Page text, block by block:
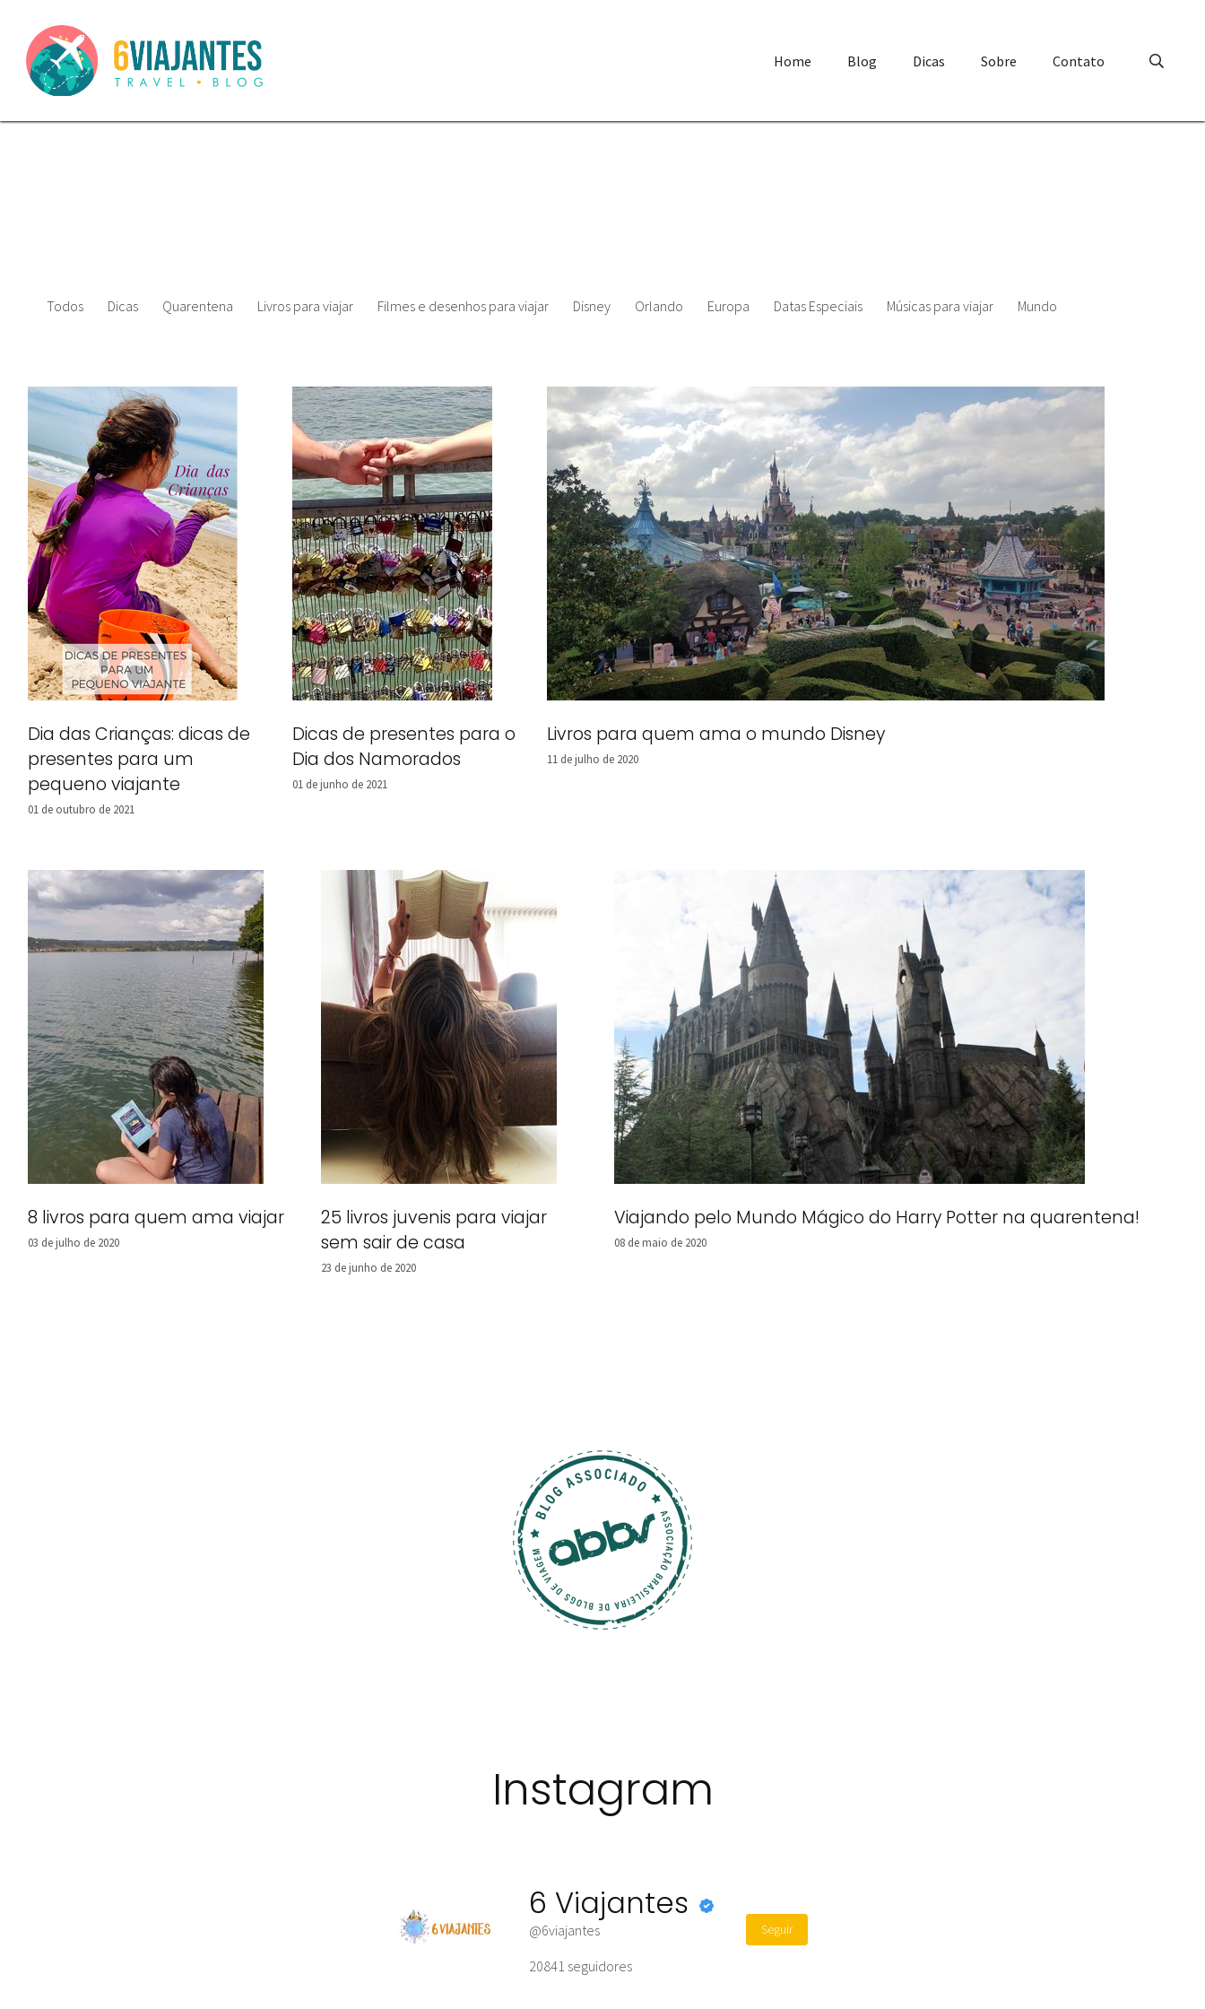
Home Blog Dicas Sobre Contato
Todos Dicas Quarentena Livros para viajar Filmes e desenhos para viajar Disney Orlando Europa Datas Especiais Músicas para viajar Mundo
Dia das Crianças: dicas de
presentes para um
pequeno viajante
01 de outubro de 2021
Dicas de presentes para o
Dia dos Namorados
01 de junho de 2021
Livros para quem ama o mundo Disney
11 de julho de 2020
8 livros para quem ama viajar
03 de julho de 2020
25 livros juvenis para viajar
sem sair de casa
23 de junho de 2020
Viajando pelo Mundo Mágico do Harry Potter na quarentena!
08 de maio de 2020
Instagram
6 Viajantes
@6viajantes
20841 seguidores
Seguir